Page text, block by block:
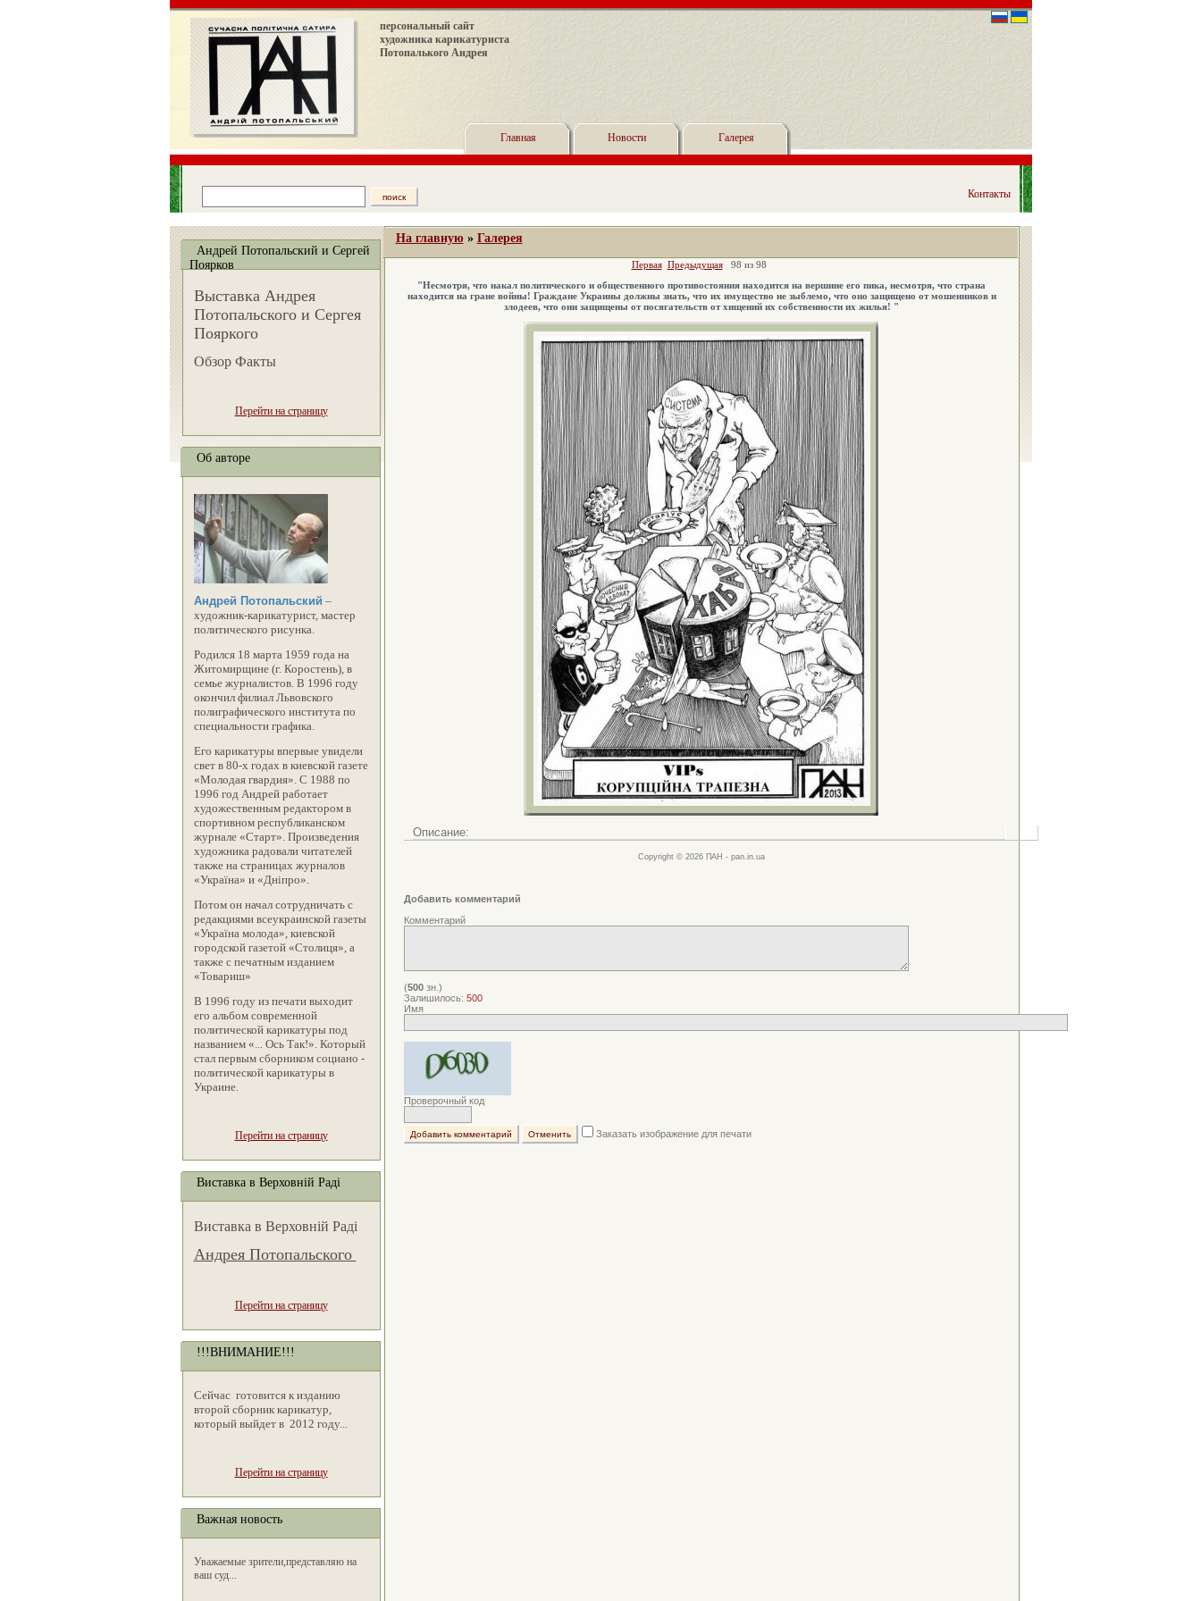
персональный сайт
художника карикатуриста
Потопалького Андрея
Главная Новости Галерея
Контакты
Андрей Потопальский и Сергей
Поярков
Выставка Андрея
Потопальского и Сергея
Пояркого
Обзор Факты
Перейти на страницу
Об авторе
Андрей Потопальский –
художник-карикатурист, мастер
политического рисунка.
Родился 18 марта 1959 года на
Житомирщине (г. Коростень), в
семье журналистов. В 1996 году
окончил филиал Львовского
полиграфического института по
специальности графика.
Его карикатуры впервые увидели
свет в 80-х годах в киевской газете
«Молодая гвардия». С 1988 по
1996 год Андрей работает
художественным редактором в
спортивном республиканском
журнале «Старт». Произведения
художника радовали читателей
также на страницах журналов
«Україна» и «Дніпро».
Потом он начал сотрудничать с
редакциями всеукраинской газеты
«Україна молода», киевской
городской газетой «Столиця», а
также с печатным изданием
«Товариш»
В 1996 году из печати выходит
его альбом современной
политической карикатуры под
названием «... Ось Так!». Который
стал первым сборником социано -
политической карикатуры в
Украине.
Перейти на страницу
Виставка в Верховній Раді
Виставка в Верховній Раді
Андрея Потопальского
Перейти на страницу
!!!ВНИМАНИЕ!!!
Сейчас готовится к изданию
второй сборник карикатур,
который выйдет в 2012 году...
Перейти на страницу
Важная новость
Уважаемые зрители,представляю на
ваш суд...
На главную» Галерея
Первая Предыдущая98 из 98
"Несмотря, что накал политического и общественного противостояния находится на вершине его пика, несмотря, что страна
находится на гране войны! Граждане Украины должны знать, что их имущество не зыблемо, что оно защищено от мошенников и
злодеев, что они защищены от посягательств от хищений их собственности их жилья! "
Описание:
Copyright © 2026 ПАН - pan.in.ua
Добавить комментарий
Комментарий
(500зн.)
Залишилось: 500
Имя
Проверочный код
Заказать изображение для печати